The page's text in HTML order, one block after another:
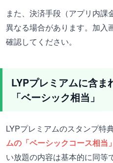
また、決済手段（アプリ内
異なる場合があります。加入
確認してください。
LYPプレミアムに含ま
「ベーシック相当」
LYPプレミアムのスタンプ特典
ムの「ベーシックコース相当」
い放題の内容は基本的に同等